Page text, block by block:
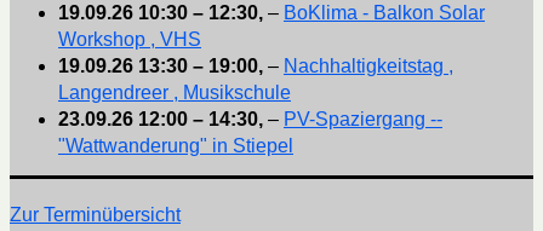
19.09.26 10:30 – 12:30, – BoKlima - Balkon Solar
Workshop , VHS
19.09.26 13:30 – 19:00, – Nachhaltigkeitstag ,
Langendreer , Musikschule
23.09.26 12:00 – 14:30, – PV-Spaziergang --
"Wattwanderung" in Stiepel
Zur Terminübersicht